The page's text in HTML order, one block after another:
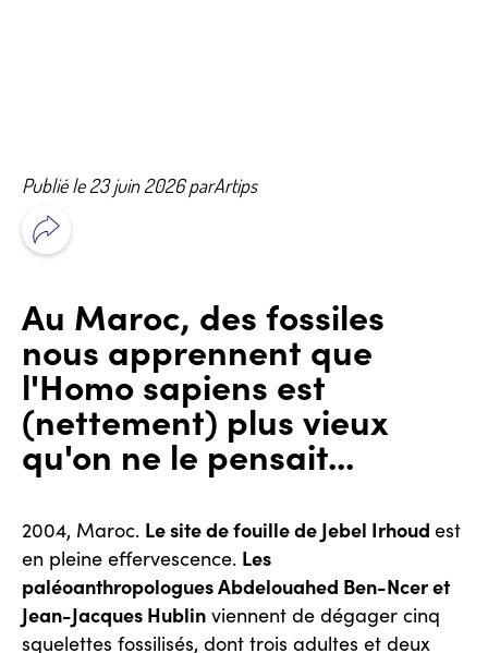
Publié le 23 juin 2026 parArtips
Au Maroc, des fossiles
nous apprennent que
l'Homo sapiens est
(nettement) plus vieux
qu'on ne le pensait...
2004, Maroc. Le site de fouille de Jebel Irhoud est
en pleine effervescence. Les
paléoanthropologues Abdelouahed Ben-Ncer et
Jean-Jacques Hublin viennent de dégager cinq
squelettes fossilisés, dont trois adultes et deux